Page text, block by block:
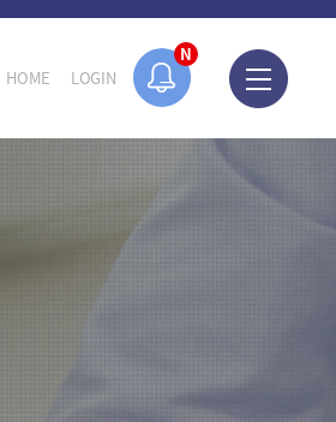
N
HOME LOGIN